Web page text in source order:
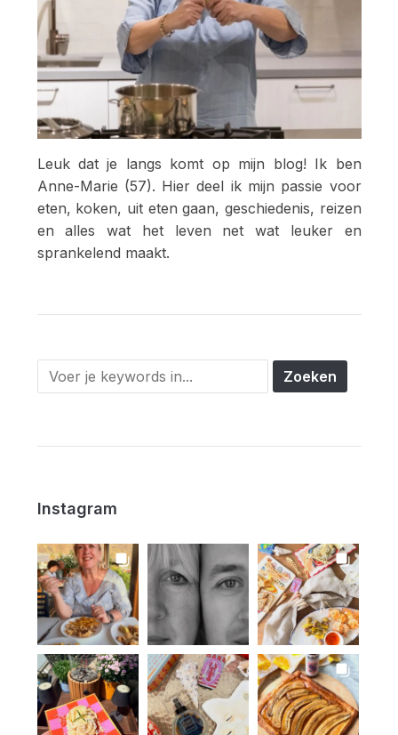
Leuk dat je langs komt op mijn blog! Ik ben
Anne-Marie (57). Hier deel ik mijn passie voor
eten, koken, uit eten gaan, geschiedenis, reizen
en alles wat het leven net wat leuker en
sprankelend maakt.
Instagram